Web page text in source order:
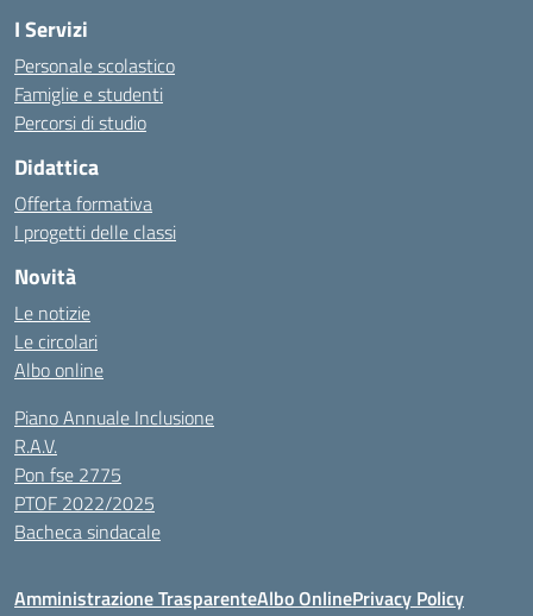
I Servizi
Personale scolastico
Famiglie e studenti
Percorsi di studio
Didattica
Offerta formativa
I progetti delle classi
Novità
Le notizie
Le circolari
Albo online
Piano Annuale Inclusione
R.A.V.
Pon fse 2775
PTOF 2022/2025
Bacheca sindacale
Amministrazione TrasparenteAlbo OnlinePrivacy Policy